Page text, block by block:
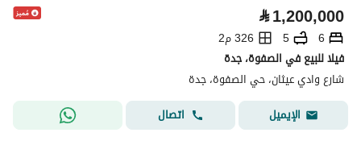
⃁1,200,000
6
5
326 م2
فيلا للبيع في الصفوة، جدة
شارع وادي عيثان، حي الصفوة، جدة
الإيميل
اتصال